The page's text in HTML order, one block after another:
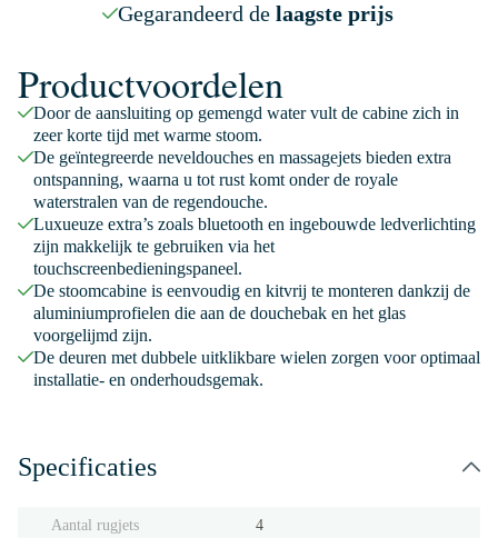
Gegarandeerd de laagste prijs
Productvoordelen
Door de aansluiting op gemengd water vult de cabine zich in
zeer korte tijd met warme stoom.
De geïntegreerde neveldouches en massagejets bieden extra
ontspanning, waarna u tot rust komt onder de royale
waterstralen van de regendouche.
Luxueuze extra’s zoals bluetooth en ingebouwde ledverlichting
zijn makkelijk te gebruiken via het
touchscreenbedieningspaneel.
De stoomcabine is eenvoudig en kitvrij te monteren dankzij de
aluminiumprofielen die aan de douchebak en het glas
voorgelijmd zijn.
De deuren met dubbele uitklikbare wielen zorgen voor optimaal
installatie- en onderhoudsgemak.
Specificaties
Aantal rugjets 4